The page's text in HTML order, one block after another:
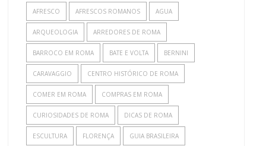
AFRESCO AFRESCOS ROMANOS AGUA
ARQUEOLOGIA ARREDORES DE ROMA
BARROCO EM ROMA BATE E VOLTA BERNINI
CARAVAGGIO CENTRO HISTÓRICO DE ROMA
COMER EM ROMA COMPRAS EM ROMA
CURIOSIDADES DE ROMA DICAS DE ROMA
ESCULTURA FLORENÇA GUIA BRASILEIRA